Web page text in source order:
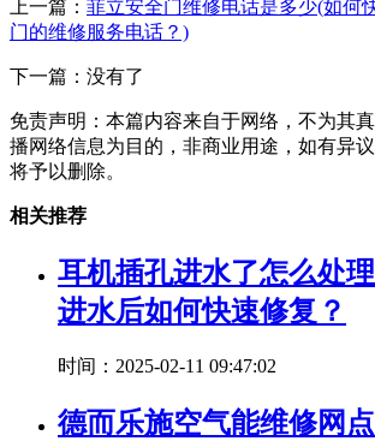
上一篇： 菲立安全门维修电话是多少(如何
门的维修服务电话？)
下一篇：没有了
免责声明：本篇内容来自于网络，不为其
播网络信息为目的，非商业用途，如有异
将予以删除。
相关推荐
耳机插孔进水了怎么处
进水后如何快速修复？
时间：2025-02-11 09:47:02
德而乐施空气能维修网